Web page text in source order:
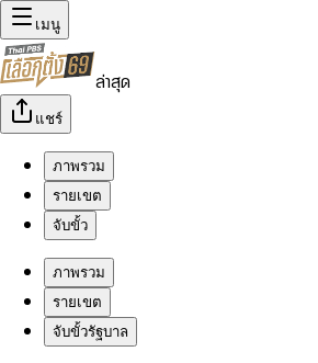
เมนู
ล่าสุด
แชร์
ภาพรวม
รายเขต
จับขั้ว
ภาพรวม
รายเขต
จับขั้วรัฐบาล